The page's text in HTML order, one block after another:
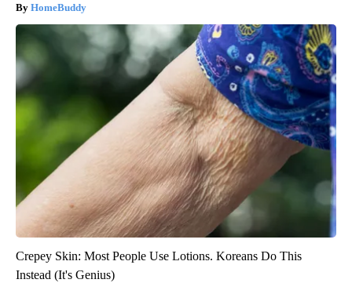
HomeBuddy
Crepey Skin: Most People Use Lotions. Koreans Do This
Instead (It's Genius)